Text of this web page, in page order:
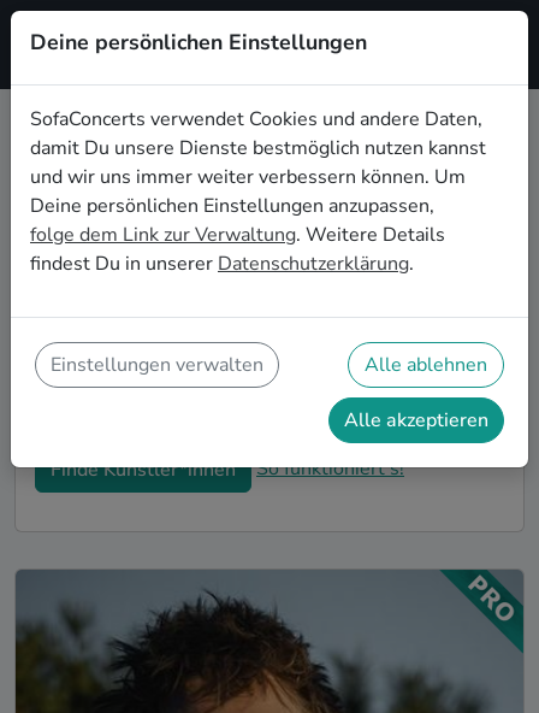
Registrieren
Pop Hochzeitsbands buchen in
Osnabrück
Du bist auf der Suche nach einer Pop Hochzeitsband
in Osnabrück für Deinen großen Tag? Dann bist du
Vielzahl an professionellen Pop Hochzeitsbands in
Osnabrück, die euer Fest zu einem echten Highlight
werden lassen. Buche jetzt genau die richtige Live-
Finde Künstler*innen So funktioniert's!
Deine persönlichen Einstellungen
SofaConcerts verwendet Cookies und andere Daten,
damit Du unsere Dienste bestmöglich nutzen kannst
und wir uns immer weiter verbessern können. Um
Deine persönlichen Einstellungen anzupassen,
folge dem Link zur Verwaltung. Weitere Details
findest Du in unserer Datenschutzerklärung.
Einstellungen verwalten Alle ablehnen
Alle akzeptieren